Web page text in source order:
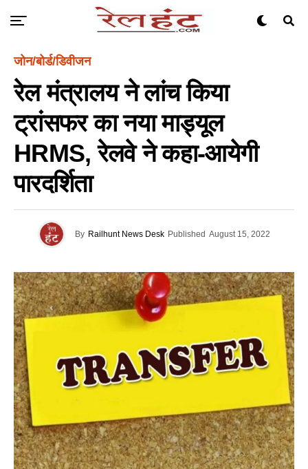
जोन/बोर्ड/डिवीजन
रेल मंत्रालय ने लांच किया
ट्रांसफर का नया माड्यूल
HRMS, रेलवे ने कहा-आयेगी
पारदर्शिता
By Railhunt News Desk Published August 15, 2022